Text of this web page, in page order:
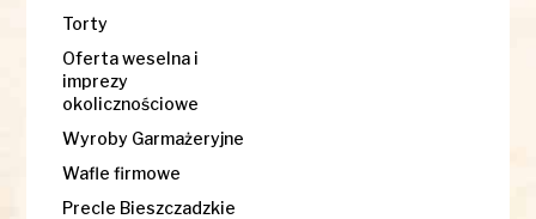
Torty
Oferta weselna i
imprezy
okolicznościowe
Wyroby Garmażeryjne
Wafle firmowe
Precle Bieszczadzkie